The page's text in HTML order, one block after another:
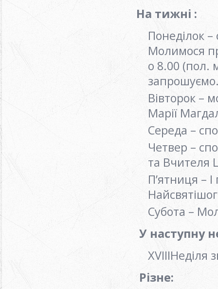
На тижні :
Понеділок
Молимося
о 8.00 (пол.
Вівторок –
Марії
Середа –
Четвер –
та Вчителя
П’ятниця –
Субота –
У наступну
ХVIІIНеділя
Різне: